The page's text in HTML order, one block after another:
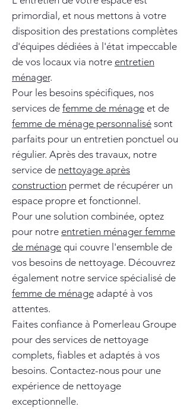
primordial, et nous mettons à votre
disposition des prestations complètes
d'équipes dédiées à l'état impeccable
de vos locaux via notre entretien
ménager.
Pour les besoins spécifiques, nos
services de femme de ménage et de
femme de ménage personnalisé sont
parfaits pour un entretien ponctuel ou
régulier. Après des travaux, notre
service de nettoyage après
construction permet de récupérer un
espace propre et fonctionnel.
Pour une solution combinée, optez
pour notre entretien ménager femme
de ménage qui couvre l'ensemble de
vos besoins de nettoyage. Découvrez
également notre service spécialisé de
femme de ménage adapté à vos
attentes.
Faites confiance à Pomerleau Groupe
pour des services de nettoyage
complets, fiables et adaptés à vos
besoins. Contactez-nous pour une
expérience de nettoyage
exceptionnelle.